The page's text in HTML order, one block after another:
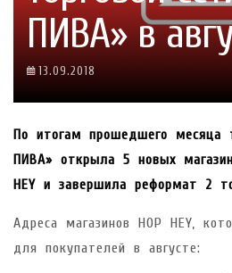
ПИВА» в
13.09.2018
По итогам прошедшего месяца
ПИВА» открыла 5 новых
HEY и завершила реформат 2
Адреса магазинов HOP HEY,
для покупателей в августе: